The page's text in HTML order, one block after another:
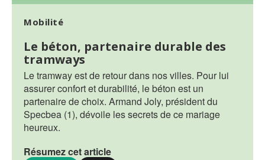
Mobilité
Le béton, partenaire durable des
tramways
Le tramway est de retour dans nos villes. Pour lui
assurer confort et durabilité, le béton est un
partenaire de choix. Armand Joly, président du
Specbea (1), dévoile les secrets de ce mariage
heureux.
Résumez cet article